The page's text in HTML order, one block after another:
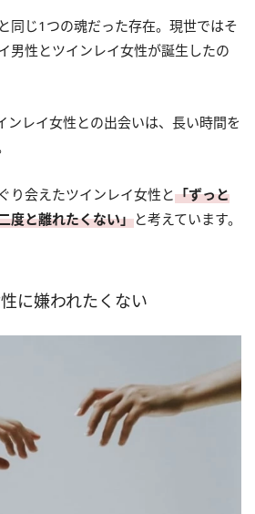
同じ1つの魂だった存在。現世ではそ
男性とツインレイ女性が誕生したの
ンレイ女性との出会いは、長い時間を
り会えたツインレイ女性と「ずっと
度と離れたくない」と考えています。
に嫌われたくない